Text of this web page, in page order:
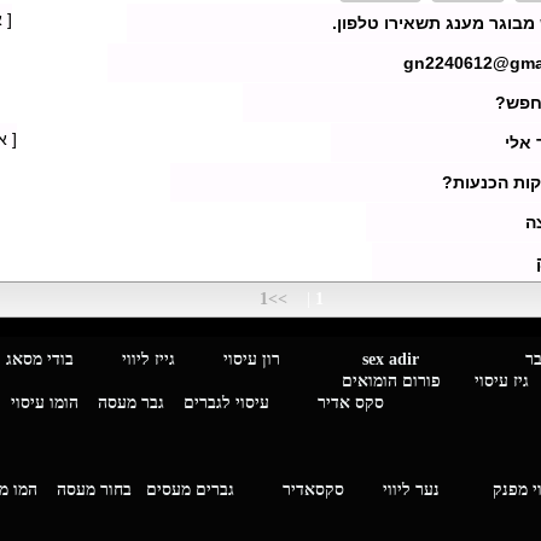
מענג תשאירו טלפון. [
אלי [
הכנעות?
>>1
לגבר sex adir רון עיסוי גייז ליווי
פורום הומואים
סקס אדיר
עיסוי לגברים גבר מעסה הומו עיסוי
מפנק נער ליווי סקסאדיר גברים מעסים בחור מעסה